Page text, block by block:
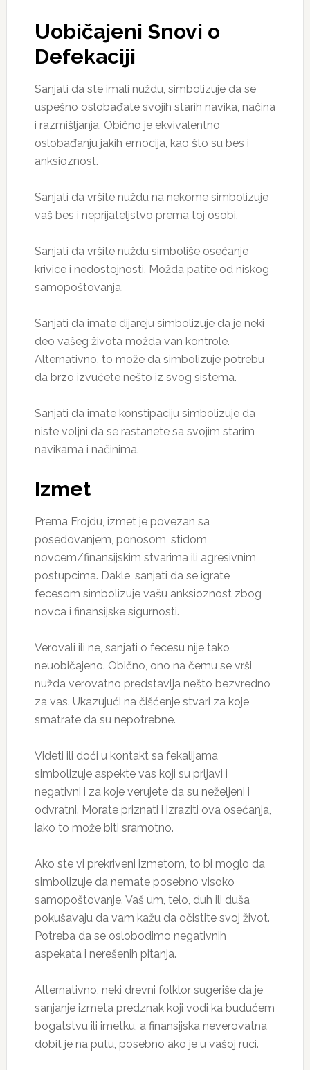
Uobičajeni Snovi o
Defekaciji
Sanjati da ste imali nuždu, simbolizuje da se
uspešno oslobađate svojih starih navika, načina
i razmišljanja. Obično je ekvivalentno
oslobađanju jakih emocija, kao što su bes i
anksioznost.
Sanjati da vršite nuždu na nekome simbolizuje
vaš bes i neprijateljstvo prema toj osobi.
Sanjati da vršite nuždu simboliše osećanje
krivice i nedostojnosti. Možda patite od niskog
samopoštovanja.
Sanjati da imate dijareju simbolizuje da je neki
deo vašeg života možda van kontrole.
Alternativno, to može da simbolizuje potrebu
da brzo izvučete nešto iz svog sistema.
Sanjati da imate konstipaciju simbolizuje da
niste voljni da se rastanete sa svojim starim
navikama i načinima.
Izmet
Prema Frojdu, izmet je povezan sa
posedovanjem, ponosom, stidom,
novcem/finansijskim stvarima ili agresivnim
postupcima. Dakle, sanjati da se igrate
fecesom simbolizuje vašu anksioznost zbog
novca i finansijske sigurnosti.
Verovali ili ne, sanjati o fecesu nije tako
neuobičajeno. Obično, ono na čemu se vrši
nužda verovatno predstavlja nešto bezvredno
za vas. Ukazujući na čišćenje stvari za koje
smatrate da su nepotrebne.
Videti ili doći u kontakt sa fekalijama
simbolizuje aspekte vas koji su prljavi i
negativni i za koje verujete da su neželjeni i
odvratni. Morate priznati i izraziti ova osećanja,
iako to može biti sramotno.
Ako ste vi prekriveni izmetom, to bi moglo da
simbolizuje da nemate posebno visoko
samopoštovanje. Vaš um, telo, duh ili duša
pokušavaju da vam kažu da očistite svoj život.
Potreba da se oslobodimo negativnih
aspekata i nerešenih pitanja.
Alternativno, neki drevni folklor sugeriše da je
sanjanje izmeta predznak koji vodi ka budućem
bogatstvu ili imetku, a finansijska neverovatna
dobit je na putu, posebno ako je u vašoj ruci.